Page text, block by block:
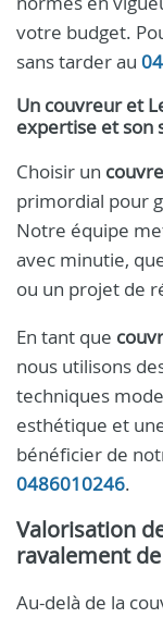
votre budget.
sans tarder au
Un couvreur et
expertise et son
Choisir un
primordial pour
Notre équipe
avec minutie,
ou un projet de
En tant que
nous utilisons
techniques
esthétique et
bénéficier de
0486010246.
Valorisation
ravalement
Au-delà de la